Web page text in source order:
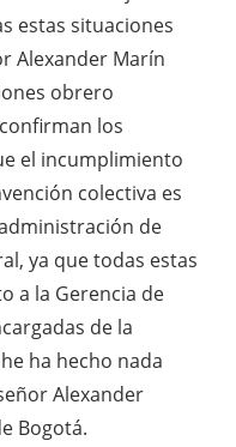
estas situaciones
Alexander Marín
obrero
los
el incumplimiento
colectiva es
de
ya que todas estas
a la Gerencia de
de la
ha hecho nada
Alexander
Bogotá.